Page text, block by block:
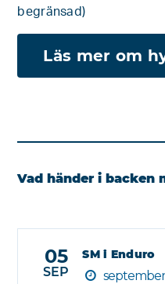
begränsad)
Läs mer om
Vad händer i backen
05
SEP
SM i Enduro